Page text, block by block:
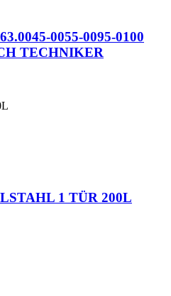
0055-0095-0100
TECHNIKER
1 TÜR 200L